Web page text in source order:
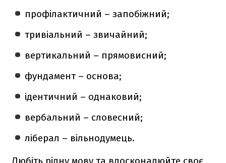
профілактичний – запобіжний;
тривіальний – звичайний;
вертикальний – прямовисний;
фундамент – основа;
ідентичний – однаковий;
вербальний – словесний;
ліберал – вільнодумець.
Любіть рідну мову та вдосконалюйте своє